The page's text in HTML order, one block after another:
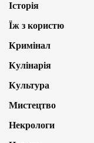
Історія
Їж з користю
Кримінал
Кулінарія
Культура
Мистецтво
Некрологи